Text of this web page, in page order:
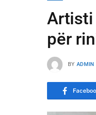
Artisti
për
BY ADMIN